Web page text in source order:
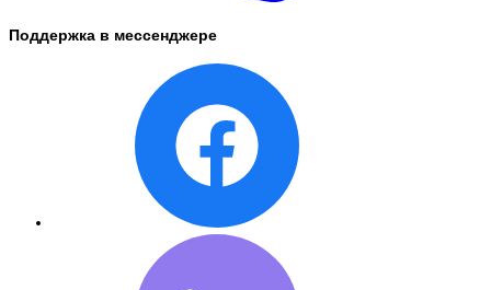
Поддержка в мессенджере